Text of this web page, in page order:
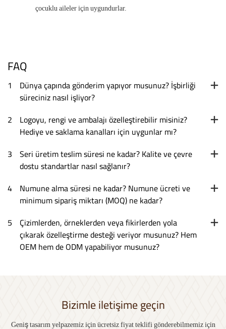
çocuklu aileler için uygundurlar.
FAQ
1 Dünya çapında gönderim yapıyor musunuz? İşbirliği
süreciniz nasıl işliyor?
2 Logoyu, rengi ve ambalajı özelleştirebilir misiniz?
Hediye ve saklama kanalları için uygunlar mı?
3 Seri üretim teslim süresi ne kadar? Kalite ve çevre
dostu standartlar nasıl sağlanır?
4 Numune alma süresi ne kadar? Numune ücreti ve
minimum sipariş miktarı (MOQ) ne kadar?
5 Çizimlerden, örneklerden veya fikirlerden yola
çıkarak özelleştirme desteği veriyor musunuz? Hem
OEM hem de ODM yapabiliyor musunuz?
Bizimle iletişime geçin
Geniş tasarım yelpazemiz için ücretsiz fiyat teklifi gönderebilmemiz için